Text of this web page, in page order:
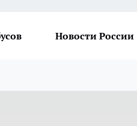
Новости России